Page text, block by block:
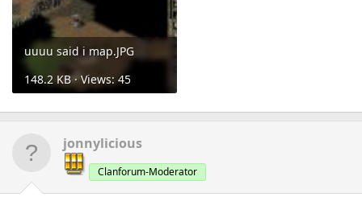
uuuu said i map.JPG
148.2 KB · Views: 45
jonnylicious
Clanforum-Moderator